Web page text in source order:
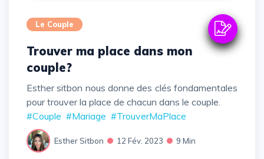
Le Couple
Trouver ma place dans mon
couple?
Esther sitbon nous donne des clés fondamentales
pour trouver la place de chacun dans le couple.
#Couple #Mariage #TrouverMaPlace
Esther Sitbon 12 Fév. 2023 9 Min